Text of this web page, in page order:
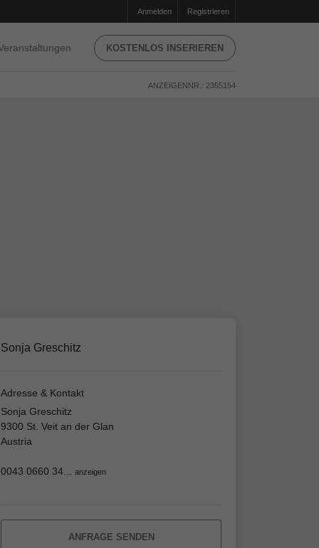
Anmelden Registrieren
KOSTENLOS INSERIEREN
ANZEIGENNR.: 2355154
Sonja Greschitz
Adresse & Kontakt
Sonja Greschitz
9300 St. Veit an der Glan
Austria
0043 0660 34... anzeigen
ANFRAGE SENDEN